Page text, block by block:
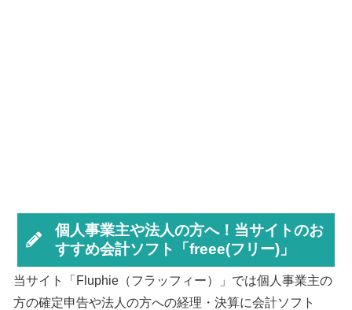
個人事業主や法人の方へ！当サイトのお
すすめ会計ソフト「freee(フリー)」
当サイト「Fluphie（フラッフィー）」では個人事業主の
方の確定申告や法人の方への経理・決算に会計ソフト